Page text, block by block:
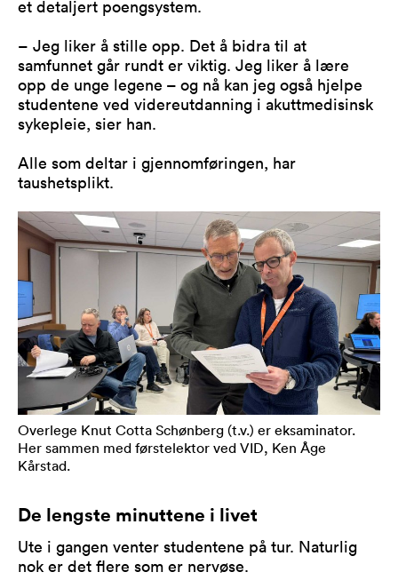
et detaljert poengsystem.
– Jeg liker å stille opp. Det å bidra til at
samfunnet går rundt er viktig. Jeg liker å lære
opp de unge legene – og nå kan jeg også hjelpe
studentene ved videreutdanning i akuttmedisinsk
sykepleie, sier han.
Alle som deltar i gjennomføringen, har
taushetsplikt.
Overlege Knut Cotta Schønberg (t.v.) er eksaminator.
Her sammen med førstelektor ved VID, Ken Åge
Kårstad.
De lengste minuttene i livet
Ute i gangen venter studentene på tur. Naturlig
nok er det flere som er nervøse.